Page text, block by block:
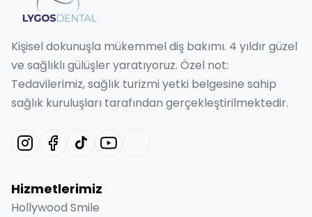
Kişisel dokunuşla mükemmel diş bakımı. 4 yıldır güzel
ve sağlıklı gülüşler yaratıyoruz. Özel not:
Tedavilerimiz, sağlık turizmi yetki belgesine sahip
sağlık kuruluşları tarafından gerçekleştirilmektedir.
Hizmetlerimiz
Hollywood Smile